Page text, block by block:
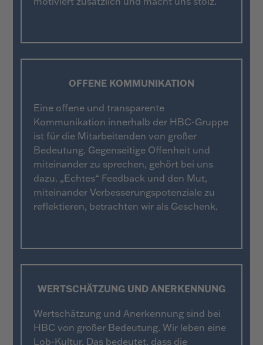
OFFENE KOMMUNIKATION
Eine offene und transparente
Kommunikation innerhalb der HBC-Gruppe
ist für die Mitarbeitenden von großer
Bedeutung. Gegenseitige Offenheit und
miteinander zu sprechen, gehört bei uns
dazu. „Echtes“ Feedback und den Mut,
miteinander Verbesserungspotenziale zu
reflektieren, betrachten wir als Geschenk.
WERTSCHÄTZUNG UND ANERKENNUNG
Wertschätzung und Anerkennung sind bei
HBC von großer Bedeutung. Wir leben eine
Lob-Kultur. Das bedeutet, dass die